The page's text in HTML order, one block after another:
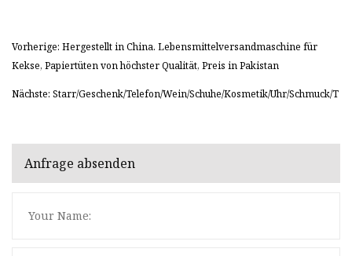
Vorherige: Hergestellt in China. Lebensmittelversandmaschine für
Kekse, Papiertüten von höchster Qualität, Preis in Pakistan
Nächste: Starr/Geschenk/Telefon/Wein/Schuhe/Kosmetik/Uhr/Schmuck/T
Anfrage absenden